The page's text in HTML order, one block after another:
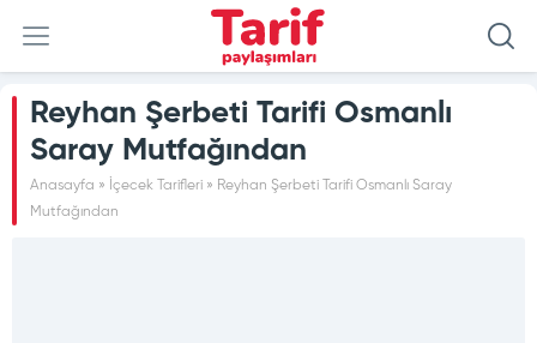
Reyhan Şerbeti Tarifi Osmanlı
Saray Mutfağından
Anasayfa » İçecek Tarifleri » Reyhan Şerbeti Tarifi Osmanlı Saray
Mutfağından